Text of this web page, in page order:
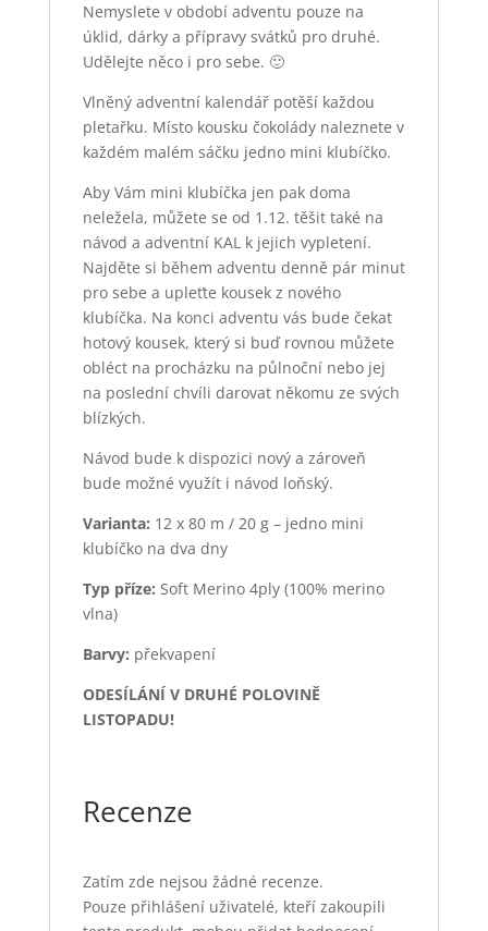
Nemyslete v období adventu pouze na
úklid, dárky a přípravy svátků pro druhé.
Udělejte něco i pro sebe. 🙂
Vlněný adventní kalendář potěší každou
pletařku. Místo kousku čokolády naleznete v
každém malém sáčku jedno mini klubíčko.
Aby Vám mini klubíčka jen pak doma
neležela, můžete se od 1.12. těšit také na
návod a adventní KAL k jejich vypletení.
Najděte si během adventu denně pár minut
pro sebe a upleťte kousek z nového
klubíčka. Na konci adventu vás bude čekat
hotový kousek, který si buď rovnou můžete
obléct na procházku na půlnoční nebo jej
na poslední chvíli darovat někomu ze svých
blízkých.
Návod bude k dispozici nový a zároveň
bude možné využít i návod loňský.
Varianta: 12 x 80 m / 20 g – jedno mini
klubíčko na dva dny
Typ příze: Soft Merino 4ply (100% merino
vlna)
Barvy: překvapení
ODESÍLÁNÍ V DRUHÉ POLOVINĚ
LISTOPADU!
Recenze
Zatím zde nejsou žádné recenze.
Pouze přihlášení uživatelé, kteří zakoupili